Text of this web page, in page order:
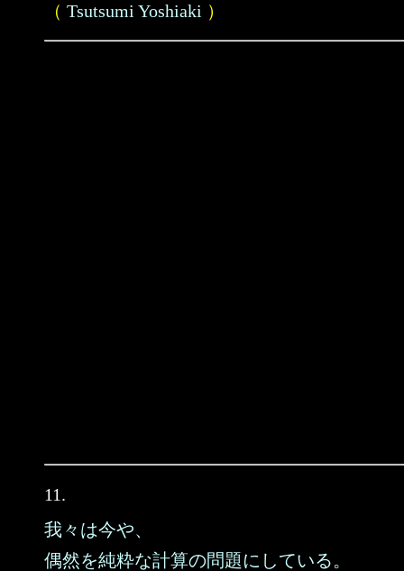
（ Tsutsumi Yoshiaki ）
11.
我々は今や、
偶然を純粋な計算の問題にしている。